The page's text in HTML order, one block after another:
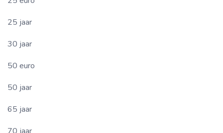
25 jaar
30 jaar
50 euro
50 jaar
65 jaar